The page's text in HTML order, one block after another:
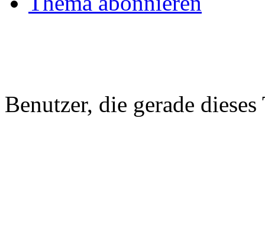
Benutzer, die gerade